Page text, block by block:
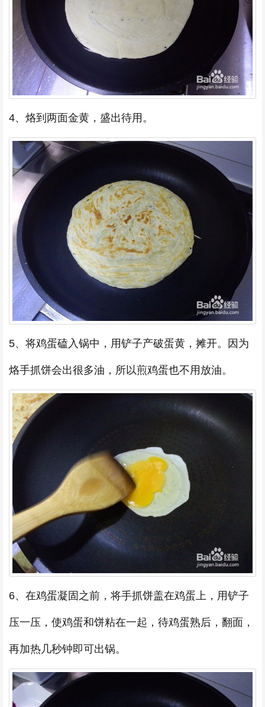
4、烙到两面金黄，盛出待用。
5、将鸡蛋磕入锅中，用铲子产破蛋黄，摊开。因为
烙手抓饼会出很多油，所以煎鸡蛋也不用放油。
6、在鸡蛋凝固之前，将手抓饼盖在鸡蛋上，用铲子
压一压，使鸡蛋和饼粘在一起，待鸡蛋熟后，翻面，
再加热几秒钟即可出锅。